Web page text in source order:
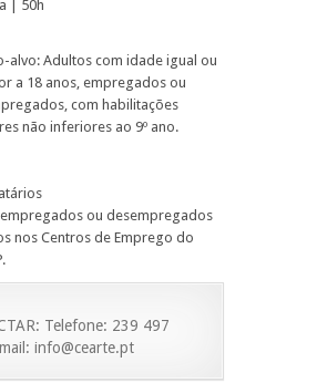
| 50h
alvo: Adultos com idade igual ou
a 18 anos, empregados ou
com habilitações
não inferiores ao 9º ano.
ou desempregados
nos Centros de Emprego do
Telefone: 239 497
info@cearte.pt